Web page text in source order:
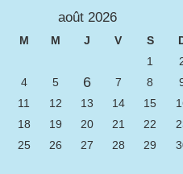
août 2026
M M J V S
1
4 5 6 7 8
11 12 13 14 15
18 19 20 21 22
25 26 27 28 29